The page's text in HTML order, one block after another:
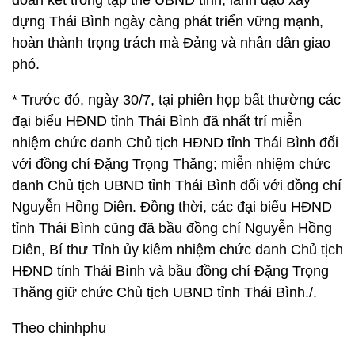
dựng Thái Bình ngày càng phát triển vững mạnh,
hoàn thành trọng trách mà Đảng và nhân dân giao
phó.
* Trước đó, ngày 30/7, tại phiên họp bất thường các
đại biểu HĐND tỉnh Thái Bình đã nhất trí miễn
nhiệm chức danh Chủ tịch HĐND tỉnh Thái Bình đối
với đồng chí Đặng Trọng Thăng; miễn nhiệm chức
danh Chủ tịch UBND tỉnh Thái Bình đối với đồng chí
Nguyễn Hồng Diên. Đồng thời, các đại biểu HĐND
tỉnh Thái Bình cũng đã bầu đồng chí Nguyễn Hồng
Diên, Bí thư Tỉnh ủy kiêm nhiệm chức danh Chủ tịch
HĐND tỉnh Thái Bình và bầu đồng chí Đặng Trọng
Thăng giữ chức Chủ tịch UBND tỉnh Thái Bình./.
Theo chinhphu